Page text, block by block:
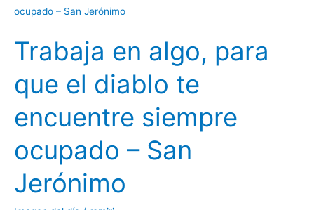
Trabaja en algo, para
que el diablo te
encuentre siempre
ocupado – San
Jerónimo
en
para
que
el
diablo
te
siempre
–